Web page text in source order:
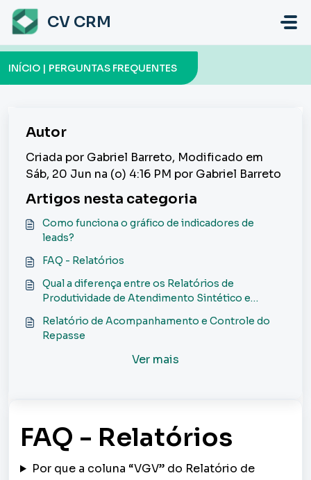
Ir para o conteúdo principal
CV CRM
INÍCIO | PERGUNTAS FREQUENTES
Autor
Criada por Gabriel Barreto, Modificado em
Sáb, 20 Jun na (o) 4:16 PM por Gabriel Barreto
Artigos nesta categoria
Como funciona o gráfico de indicadores de
leads?
FAQ - Relatórios
Qual a diferença entre os Relatórios de
Produtividade de Atendimento Sintético e
Relatório de Acompanhamento e Controle do
Repasse
Ver mais
FAQ - Relatórios
Por que a coluna “VGV” do Relatório de